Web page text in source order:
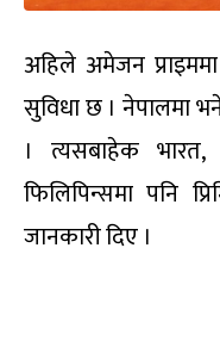
अहिले अमेजन
सुविधा छ । नेपालमा
। त्यसबाहेक भारत,
फिलिपिन्समा पनि
जानकारी दिए ।